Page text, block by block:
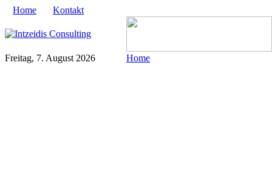
Home Kontakt
Freitag, 7. August 2026 Home